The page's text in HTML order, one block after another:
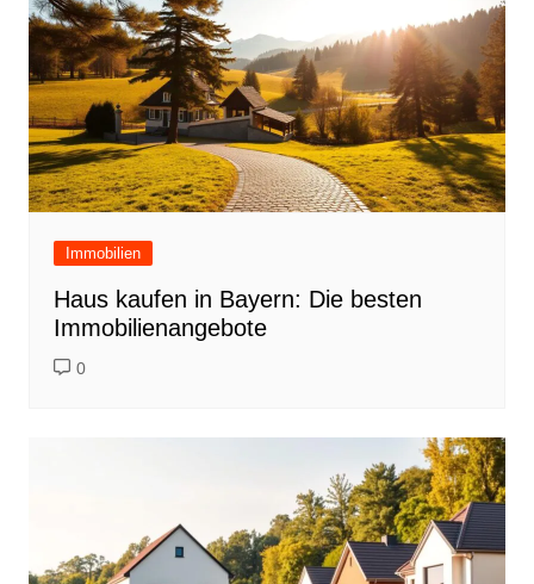
Immobilien
Haus kaufen in Bayern: Die besten
Immobilienangebote
0